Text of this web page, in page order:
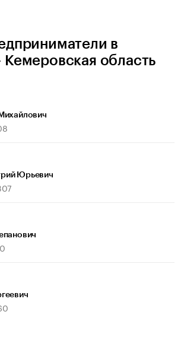
в
область
Юрьевич